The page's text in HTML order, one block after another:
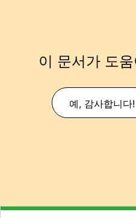
이 문서가 도
예, 감사합니다!